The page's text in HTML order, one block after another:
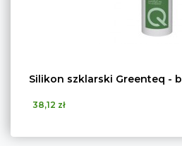
Silikon szklarski Greenteq -
38,12 zł